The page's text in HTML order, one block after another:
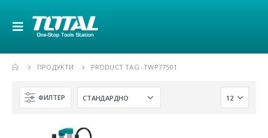
ПРОДУКТИ PRODUCT TAG -TWP77501
ФИЛТЕР